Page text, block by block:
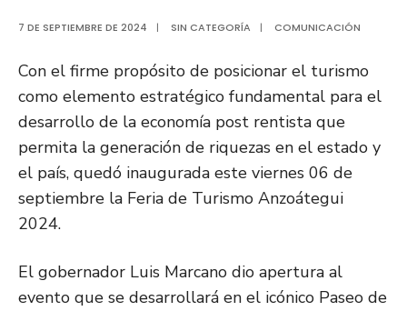
7 DE SEPTIEMBRE DE 2024 | SIN CATEGORÍA | COMUNICACIÓN
Con el firme propósito de posicionar el turismo
como elemento estratégico fundamental para el
desarrollo de la economía post rentista que
permita la generación de riquezas en el estado y
el país, quedó inaugurada este viernes 06 de
septiembre la Feria de Turismo Anzoátegui
2024.
El gobernador Luis Marcano dio apertura al
evento que se desarrollará en el icónico Paseo de